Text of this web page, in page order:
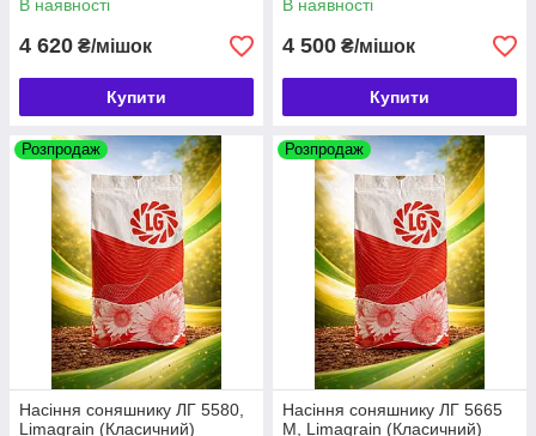
В наявності
4 620 ₴/мішок
Купити
В наявності
4 500 ₴/мішок
Купити
Розпродаж
Насіння соняшнику ЛГ 5580,
Limagrain (Класичний)
Розпродаж
Насіння соняшнику ЛГ 5665
М, Limagrain (Класичний)